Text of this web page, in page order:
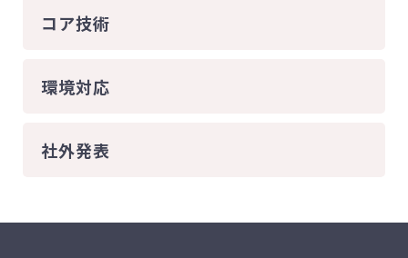
コア技術
環境対応
社外発表